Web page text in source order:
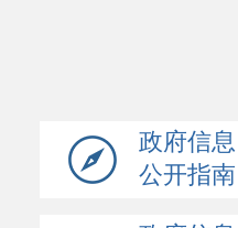
政府信息
公开指南